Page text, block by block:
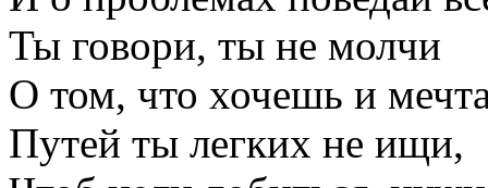
Ты говори, ты не молчи
О том, что хочешь и
Путей ты легких не ищи,